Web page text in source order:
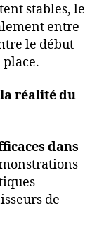
stables, le
entre
le début
réalité du
dans
de